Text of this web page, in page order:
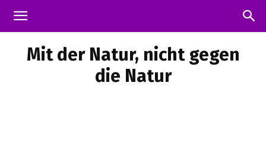
Mit der Natur, nicht gegen
die Natur